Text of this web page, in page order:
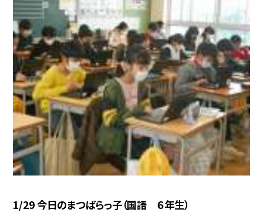
1/29 今日のまつばらっ子（国語 ６年生）